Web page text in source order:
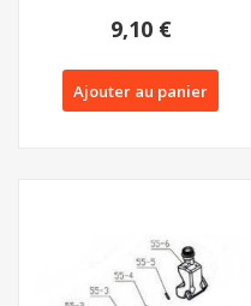
9,10 €
Ajouter au panier